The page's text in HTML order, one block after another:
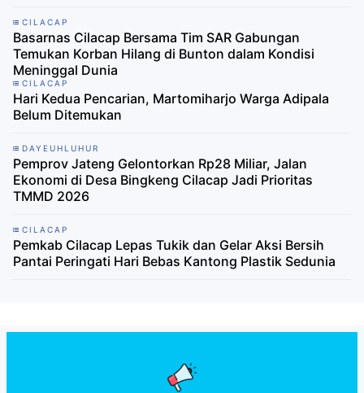
CILACAP
Basarnas Cilacap Bersama Tim SAR Gabungan
Temukan Korban Hilang di Bunton dalam Kondisi
Meninggal Dunia
CILACAP
Hari Kedua Pencarian, Martomiharjo Warga Adipala
Belum Ditemukan
DAYEUHLUHUR
Pemprov Jateng Gelontorkan Rp28 Miliar, Jalan
Ekonomi di Desa Bingkeng Cilacap Jadi Prioritas
TMMD 2026
CILACAP
Pemkab Cilacap Lepas Tukik dan Gelar Aksi Bersih
Pantai Peringati Hari Bebas Kantong Plastik Sedunia